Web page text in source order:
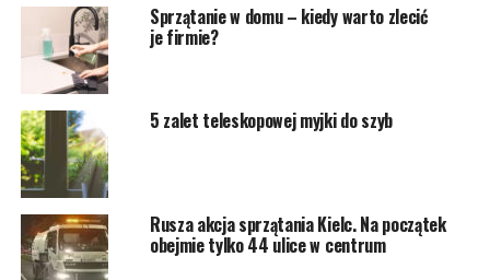
Sprzątanie w domu – kiedy warto zlecić
je firmie?
5 zalet teleskopowej myjki do szyb
Rusza akcja sprzątania Kielc. Na początek
obejmie tylko 44 ulice w centrum